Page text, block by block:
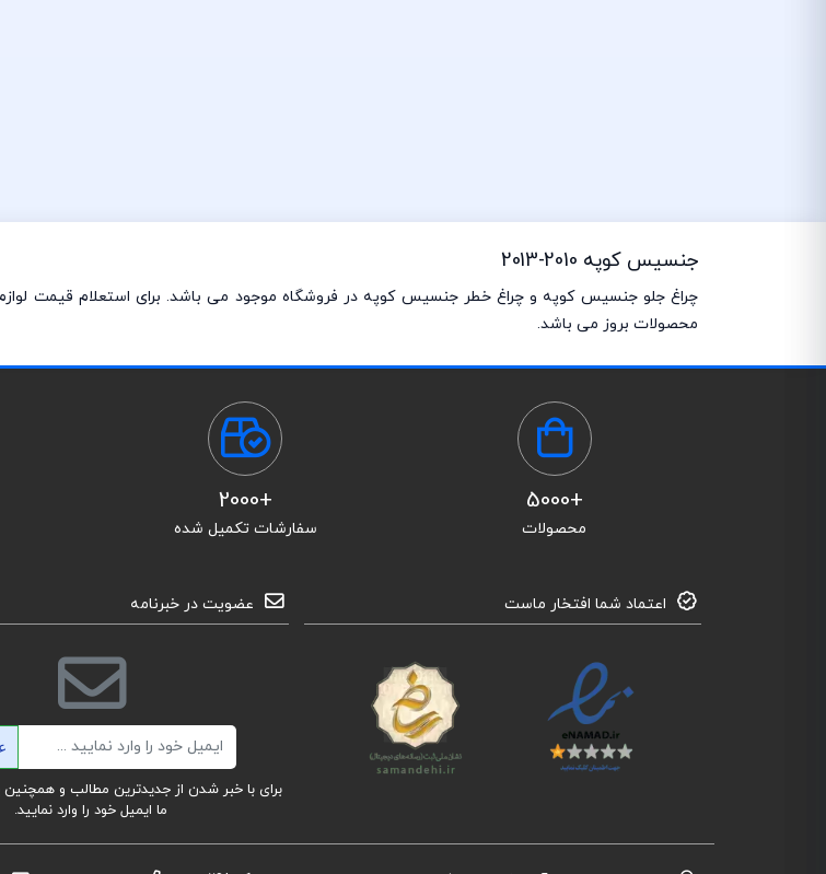
جنسیس کوپه 2010-2013
محصولات بروز می باشد.
+5000
محصولات
+2000
سفارشات تکمیل شده
اعتماد شما افتخار ماست عضویت در خبرنامه
ایمیل
برای با خبر شدن از جدیدترین مطالب و همچنین
ما ایمیل خود را وارد نمایید.